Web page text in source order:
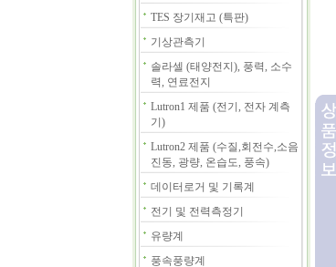
TES 장기재고 (특판)
기상관측기
솔라셀 (태양전지), 풍력, 소수
력, 연료전지
Lutron1 제품 (전기, 전자 계측
기)
Lutron2 제품 (수질,회전수,소음
진동, 광량, 온습도, 풍속)
데이터로거 및 기록계
전기 및 전력측정기
유량계
풍속풍량계